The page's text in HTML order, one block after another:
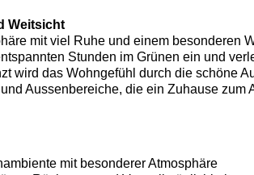
Weitsicht
mit viel Ruhe und einem besonderen
Stunden im Grünen ein und
wird das Wohngefühl durch die schöne
Aussenbereiche, die ein Zuhause zum
mit besonderer Atmosphäre